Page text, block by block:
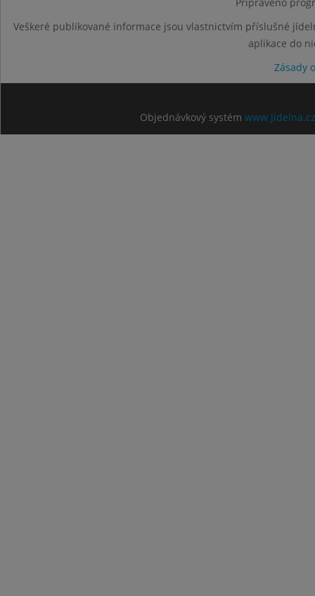
Veškeré publikované informace jsou vlastnictvím příslušné
aplikace do
Zásady
Objednávkový systém www.jidelna.cz